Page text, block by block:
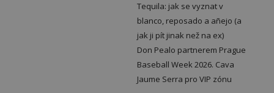
Tequila: jak se vyznat v
blanco, reposado a añejo (a
jak ji pít jinak než na ex)
Don Pealo partnerem Prague
Baseball Week 2026. Cava
Jaume Serra pro VIP zónu